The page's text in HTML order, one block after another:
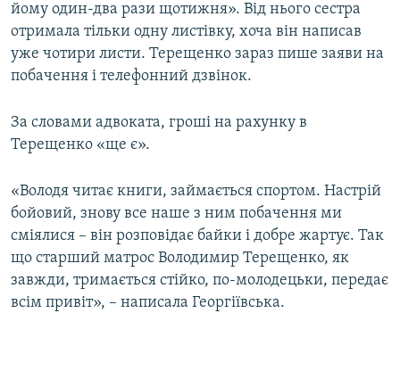
йому один-два рази щотижня». Від нього сестра
отримала тільки одну листівку, хоча він написав
уже чотири листи. Терещенко зараз пише заяви на
побачення і телефонний дзвінок.
За словами адвоката, гроші на рахунку в
Терещенко «ще є».
«Володя читає книги, займається спортом. Настрій
бойовий, знову все наше з ним побачення ми
сміялися – він розповідає байки і добре жартує. Так
що старший матрос Володимир Терещенко, як
завжди, тримається стійко, по-молодецьки, передає
всім привіт», – написала Георгіївська.